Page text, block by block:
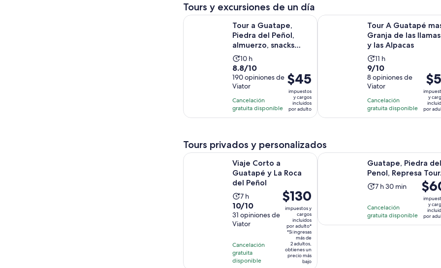
Tours y excursiones de un día
Tour a Guatape,
Piedra del Peñol,
almuerzo, snacks
paseo en barco
La
actividad
dura
10
horas
10 h
8.8
de
10
con
190
opiniones
8.8/10
190 opiniones de
Viator
Cancelación
gratuita disponible
El
precio
es
de
$45.
$45
impuestos
y cargos
incluidos
por adulto
Tour a Guatape, Piedra del Peñol, almuerzo, snacks paseo en barco Se
Tour A Guatapé
Granja de las llamas
y las Alpacas
La
actividad
dura
11
horas
11 h
9.0
de
10
con
8
opiniones
9/10
8 opiniones de
Viator
Cancelación
gratuita disponible
El
es
de
$51.
y
por
Tour A Guatapé mas Granja de las
Tours privados y personalizados
Viaje Corto a
Guatapé y La Roca
del Peñol
La
actividad
dura
7
7 h
10.0
de
10
31
opiniones
10/10
31 opiniones de
Viator
Cancelación
gratuita
disponible
El
precio
es
de
$130.
por
adulto*
$130
impuestos y
cargos
incluidos
por adulto*
*Si ingresas
más de
2 adultos,
obtienes un
precio más
bajo
Viaje Corto a Guatapé y La Roca del Peñol Se abrirá en una nueva pestaña
Guatape, Piedra del
Penol, Represa Tour.
La
dura
7
horas
7 h 30 min
Cancelación
gratuita disponible
El
es
de
$60.
y
por
Guatape, Piedra del Penol, Represa